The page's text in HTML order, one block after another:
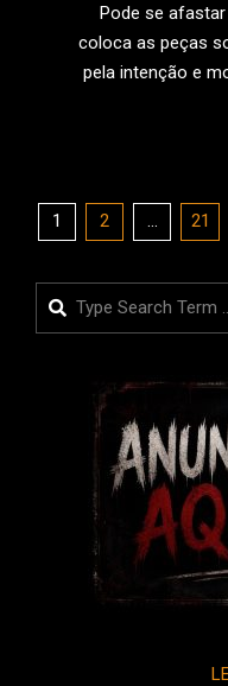
Pode se
coloca as peças
pela intenção e
Paginação
posts
1 2 … 21
Search